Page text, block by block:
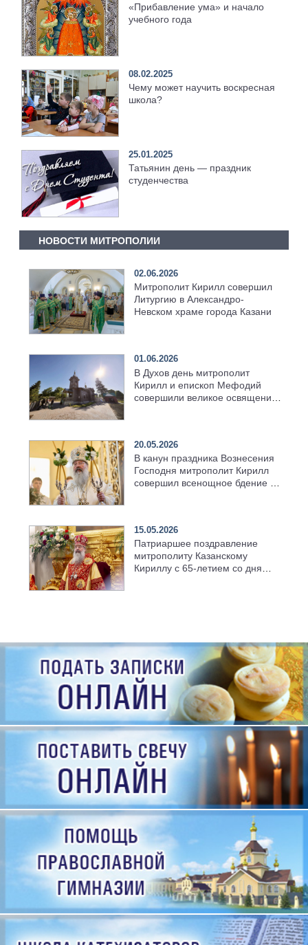
«Прибавление ума» и начало
учебного года
08.02.2025
Чему может научить воскресная
школа?
25.01.2025
Татьянин день — праздник
студенчества
НОВОСТИ МИТРОПОЛИИ
02.06.2026
Митрополит Кирилл совершил
Литургию в Александро-
Невском храме города Казани
01.06.2026
В Духов день митрополит
Кирилл и епископ Мефодий
совершили великое освящение
20.05.2026
В канун праздника Вознесения
Господня митрополит Кирилл
совершил всенощное бдение в
15.05.2026
Патриаршее поздравление
митрополиту Казанскому
Кириллу с 65-летием со дня